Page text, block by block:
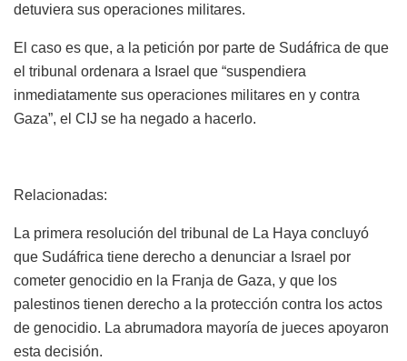
detuviera sus operaciones militares.
El caso es que, a la petición por parte de Sudáfrica de que
el tribunal ordenara a Israel que “suspendiera
inmediatamente sus operaciones militares en y contra
Gaza”, el CIJ se ha negado a hacerlo.
Relacionadas:
La primera resolución del tribunal de La Haya concluyó
que Sudáfrica tiene derecho a denunciar a Israel por
cometer genocidio en la Franja de Gaza, y que los
palestinos tienen derecho a la protección contra los actos
de genocidio. La abrumadora mayoría de jueces apoyaron
esta decisión.